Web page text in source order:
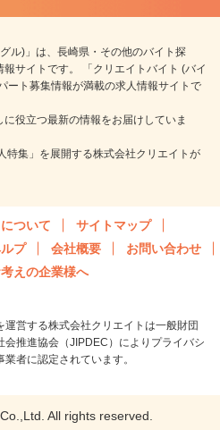
ル)」は、長崎県・その他のバイト探
サイトです。 「クリエイトバイト (バイ
ート募集情報が満載の求人情報サイトで
役立つ最新の情報をお届けしていま
特集」を展開する株式会社クリエイトが
ついて
サイトマップ
プ 会社概要
お問い合わせ
えの企業様へ
運営する株式会社クリエイトは一般財団
会推進協会（JIPDEC）によりプライバシ
者に認定されています。
All rights reserved.